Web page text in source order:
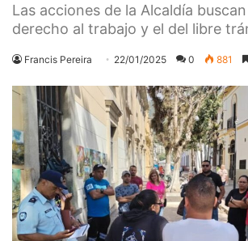
Las acciones de la Alcaldía
derecho al trabajo y el del libre
Francis Pereira 22/01/2025 0 881